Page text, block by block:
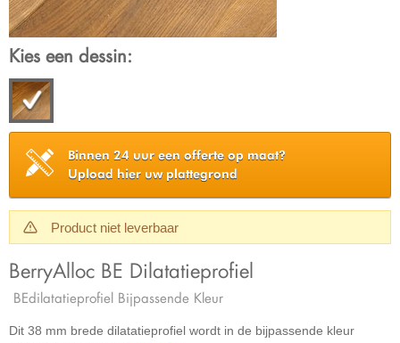
Kies een dessin:
Binnen 24 uur een offerte op maat?
Upload hier uw plattegrond
Product niet leverbaar
BerryAlloc BE Dilatatieprofiel
BEdilatatieprofiel Bijpassende Kleur
Dit 38 mm brede dilatatieprofiel wordt in de bijpassende kleur